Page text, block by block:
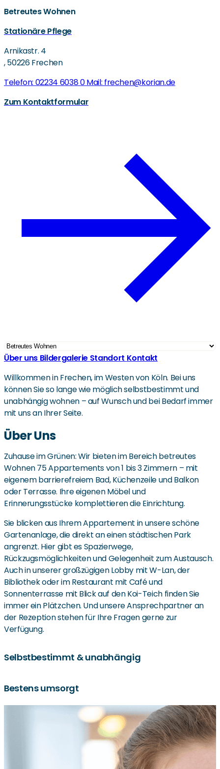
Betreutes Wohnen
Stationäre Pflege
Arnikastr. 4
,50226 Frechen
Telefon: 02234 6038 0Mail: frechen@korian.de
Zum Kontaktformular
Über uns Bildergalerie Standort Kontakt
Willkommen in Frechen, im Westen von Köln. Bei uns
können Sie so lange wie möglich selbstbestimmt und
unabhängig wohnen – auf Wunsch und bei Bedarf immer
mit uns an Ihrer Seite.
Über Uns
Zuhause im Grünen: Wir bieten im Bereich betreutes
Wohnen 75 Appartements von 1 bis 3 Zimmern – mit
eigenem barrierefreiem Bad, Küchenzeile und Balkon
oder Terrasse. Ihre eigenen Möbel und
Erinnerungsstücke komplettieren die Einrichtung.
Sie blicken aus Ihrem Appartement in unsere schöne
Gartenanlage, die direkt an einen städtischen Park
angrenzt. Hier gibt es Spazierwege,
Rückzugsmöglichkeiten und Gelegenheit zum Austausch.
Auch in unserer großzügigen Lobby mit W-Lan, der
Bibliothek oder im Restaurant mit Café und
Sonnenterrasse mit Blick auf den Koi-Teich finden Sie
immer ein Plätzchen. Und unsere Ansprechpartner an
der Rezeption stehen für Ihre Fragen gerne zur
Verfügung.
Selbstbestimmt & unabhängig
Unsere Serviceleistungen gewährleisten, dass Sie so
wohnen können: Auf Wunsch greifen Sie nach Ihrem
individuellen Bedarf auf unsere Angebote zurück – vom
Hausmeisterservice über die Teilnahme am
Freizeitprogramm bis hin zur Verpflegung durch unser
Restaurant. Nutzen Sie zum Beispiel auch unseren
Bestens umsorgt
Der an unsere Einrichtung angeschlossene ambulante
Pflegedienst unterstützt sie bei Bedarf bei pflegerischen
oder hauswirtschaftlichen Tätigkeiten. In unserem Haus
befindet sich zudem eine Hausarztpraxis. Sollte sich Ihr
Pflegbedarf irgendwann erhöhen, steht einem Umzug in